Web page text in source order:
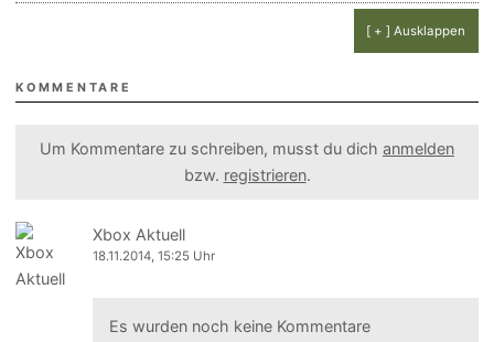
[ + ] Ausklappen
KOMMENTARE
Um Kommentare zu schreiben, musst du dich anmelden
bzw. registrieren.
Xbox Aktuell
18.11.2014, 15:25 Uhr
Es wurden noch keine Kommentare